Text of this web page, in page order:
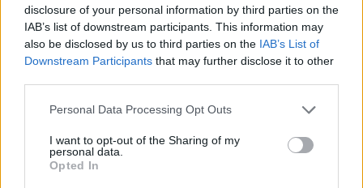
disclosure of your personal information by third parties on the
IAB’s list of downstream participants. This information may
also be disclosed by us to third parties on the IAB’s List of
Downstream Participants that may further disclose it to other
Personal Data Processing Opt Outs
I want to opt-out of the Sharing of my
personal data.
Opted In